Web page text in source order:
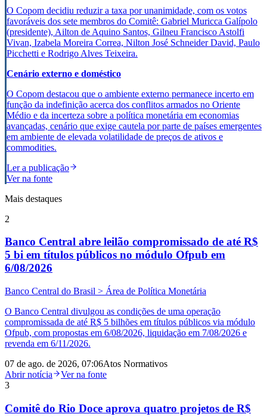
O Copom decidiu reduzir a taxa por unanimidade, com os votos
favoráveis dos sete membros do Comitê: Gabriel Muricca Galípolo
(presidente), Ailton de Aquino Santos, Gilneu Francisco Astolfi
Vivan, Izabela Moreira Correa, Nilton José Schneider David, Paulo
Picchetti e Rodrigo Alves Teixeira.
Cenário externo e doméstico
O Copom destacou que o ambiente externo permanece incerto em
função da indefinição acerca dos conflitos armados no Oriente
Médio e da incerteza sobre a política monetária em economias
avançadas, cenário que exige cautela por parte de países emergentes
em ambiente de elevada volatilidade de preços de ativos e
commodities.
Ler a publicação
Ver na fonte
Mais destaques
2
Banco Central abre leilão compromissado de até R$
5 bi em títulos públicos no módulo Ofpub em
6/08/2026
Banco Central do Brasil > Área de Política Monetária
O Banco Central divulgou as condições de uma operação
compromissada de até R$ 5 bilhões em títulos públicos via módulo
Ofpub, com propostas em 6/08/2026, liquidação em 7/08/2026 e
revenda em 6/11/2026.
07 de ago. de 2026, 07:06Atos Normativos
Abrir notícia
Ver na fonte
3
Comitê do Rio Doce aprova quatro projetos de R$